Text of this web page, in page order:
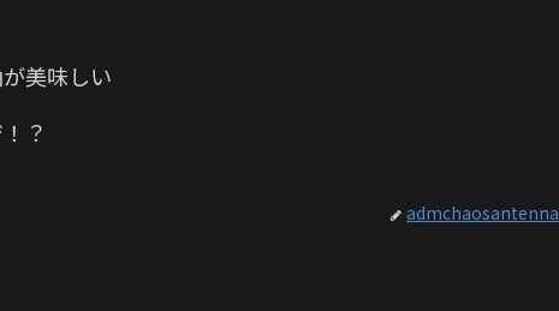
美味しい
？
admchaosantenna